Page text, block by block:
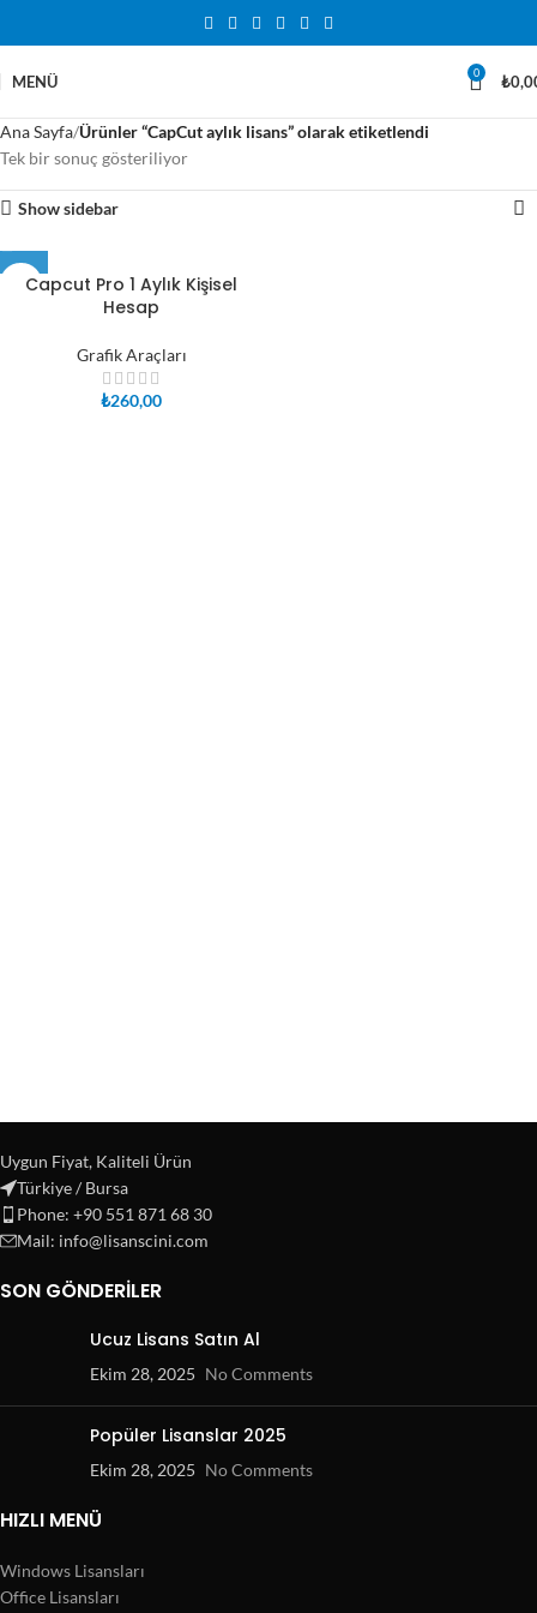
MENÜ 0 ₺
Ana Sayfa Ürünler “CapCut aylık lisans” olarak etiketlendi
Tek bir sonuç gösteriliyor
Show sidebar
Capcut Pro 1 Aylık Kişisel
Hesap
Grafik Araçları
₺260,00
Uygun Fiyat, Kaliteli Ürün
Türkiye / Bursa
Phone: +90 551 871 68 30
Mail: info@lisanscini.com
SON GÖNDERILER
Ucuz Lisans Satın Al
Ekim 28, 2025 No Comments
Popüler Lisanslar 2025
Ekim 28, 2025 No Comments
HIZLI MENÜ
Windows Lisansları
Office Lisansları